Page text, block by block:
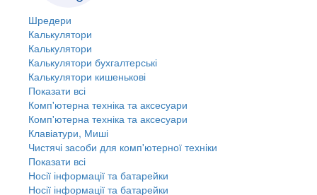
Шредери
Калькулятори
Калькулятори
Калькулятори бухгалтерські
Калькулятори кишенькові
Показати всі
Комп'ютерна техніка та аксесуари
Комп'ютерна техніка та аксесуари
Клавіатури, Миші
Чистячі засоби для комп'ютерної техніки
Показати всі
Носії інформації та батарейки
Носії інформації та батарейки